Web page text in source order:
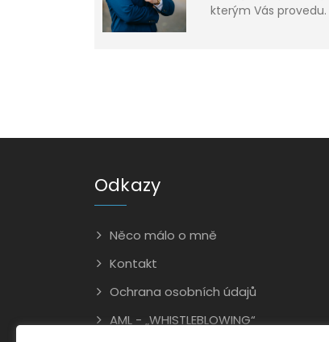
kterým Vás provedu.
Odkazy
Něco málo o mně
Kontakt
Ochrana osobních údajů
AML - „WHISTLEBLOWING“